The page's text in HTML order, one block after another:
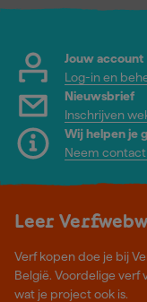
Jouw account
Log-in en
Nieuwsbrief
Inschrijven
Wij helpen je
Neem
Leer
Verf kopen doe je bij
België. Voordelige verf
wat je project ook is.